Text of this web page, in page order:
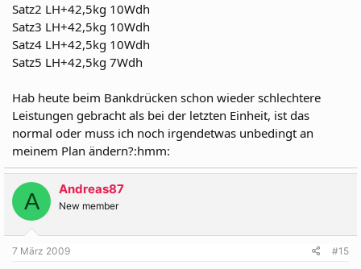
Satz2 LH+42,5kg 10Wdh
Satz3 LH+42,5kg 10Wdh
Satz4 LH+42,5kg 10Wdh
Satz5 LH+42,5kg 7Wdh
Hab heute beim Bankdrücken schon wieder schlechtere
Leistungen gebracht als bei der letzten Einheit, ist das
normal oder muss ich noch irgendetwas unbedingt an
meinem Plan ändern?:hmm:
A Andreas87
New member
7 März 2009 #15